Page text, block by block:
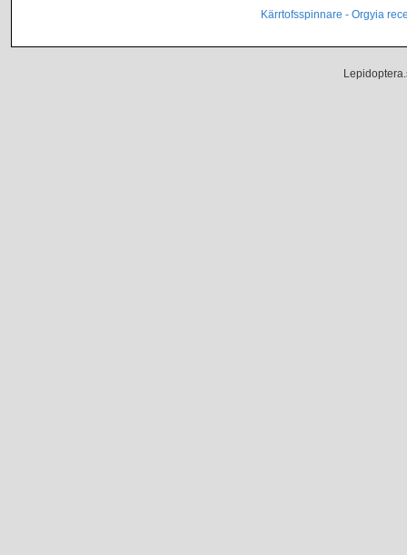
Kärrtofsspinnare - Orgyia